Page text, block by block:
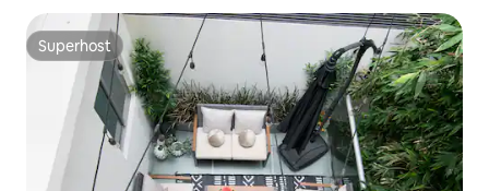
Superhost
Superhost